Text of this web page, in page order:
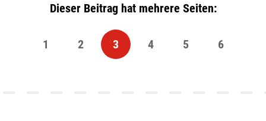
Dieser Beitrag hat mehrere Seiten:
1 2 3 4 5 6